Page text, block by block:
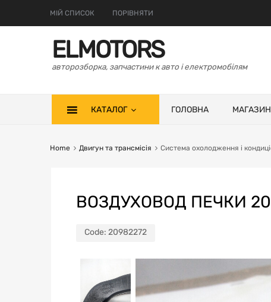
МІЙ СПИСОК ПОРІВНЯТИ
ELMOTORS
авторозборка, запчастини к авто і електромобілям
КАТАЛОГ ГОЛОВНА МАГАЗИН
Home Двигун та трансмісія Система охолодження і
ВОЗДУХОВОД ПЕЧКИ
Code: 20982272